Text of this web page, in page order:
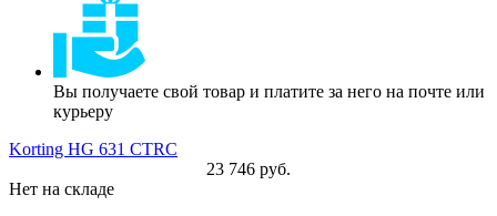
Вы получаете свой товар и платите за него на почте или
курьеру
Korting HG 631 CTRC
23 746 руб.
Нет на складе